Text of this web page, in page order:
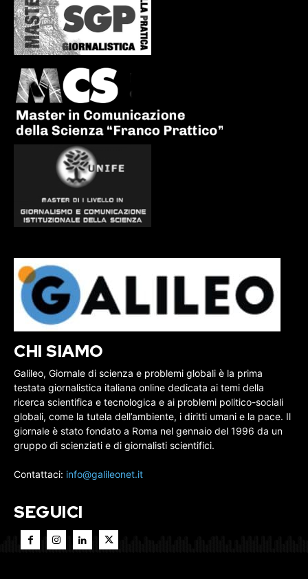
CHI SIAMO
Galileo, Giornale di scienza e problemi globali è la prima
testata giornalistica italiana online dedicata ai temi della
ricerca scientifica e tecnologica e ai problemi politico-sociali
globali, come la tutela dell’ambiente, i diritti umani e la pace. Il
giornale è stato fondato a Roma nel gennaio del 1996 da un
gruppo di scienziati e di giornalisti scientifici.
Contattaci: info@galileonet.it
SEGUICI